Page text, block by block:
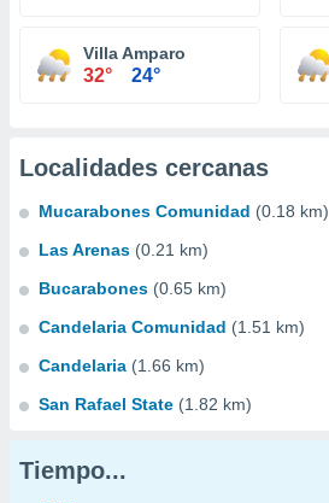
Villa Amparo
32° 24°
Localidades cercanas
Mucarabones Comunidad (0.18 km)
Las Arenas (0.21 km)
Bucarabones (0.65 km)
Candelaria Comunidad (1.51 km)
Candelaria (1.66 km)
San Rafael State (1.82 km)
Tiempo...